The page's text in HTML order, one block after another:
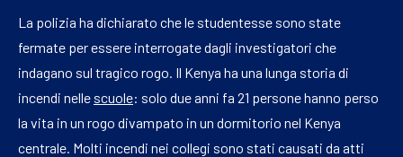
La polizia ha dichiarato che le studentesse sono state
fermate per essere interrogate dagli investigatori che
indagano sul tragico rogo. Il Kenya ha una lunga storia di
incendi nelle scuole: solo due anni fa 21 persone hanno perso
la vita in un rogo divampato in un dormitorio nel Kenya
centrale. Molti incendi nei collegi sono stati causati da atti